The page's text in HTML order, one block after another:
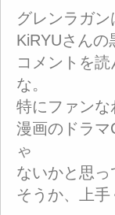
グレンラガ
KiRYUさんの
コメントを
な。
特にファン
漫画のドラ
ゃ
ないかと思
そうか、上手